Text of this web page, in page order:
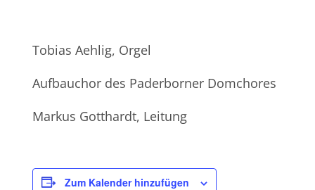
Tobias Aehlig, Orgel
Aufbauchor des Paderborner Domchores
Markus Gotthardt, Leitung
Zum Kalender hinzufügen